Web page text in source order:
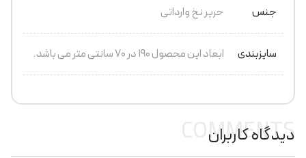
جنس حریر نخ وارداتی
سایزبندی ابعاد این محصول 190 در 70 سانتی متر می باشد.
دیدگاه کاربران
COMMENTS